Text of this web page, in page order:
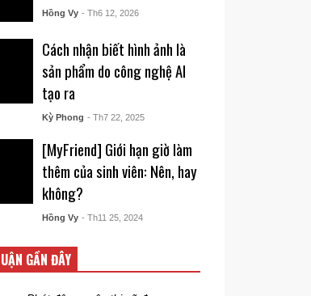
Hồng Vy - Th6 12, 2026
Cách nhận biết hình ảnh là
sản phẩm do công nghệ AI
tạo ra
Kỳ Phong - Th7 22, 2025
[MyFriend] Giới hạn giờ làm
thêm của sinh viên: Nên, hay
không?
Hồng Vy - Th11 25, 2024
GẦN ĐÂY